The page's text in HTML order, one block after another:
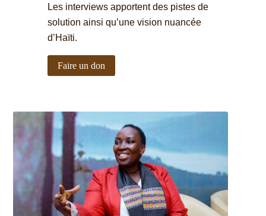
Les interviews apportent des pistes de
solution ainsi qu’une vision nuancée
d’Haïti.
Faire un don